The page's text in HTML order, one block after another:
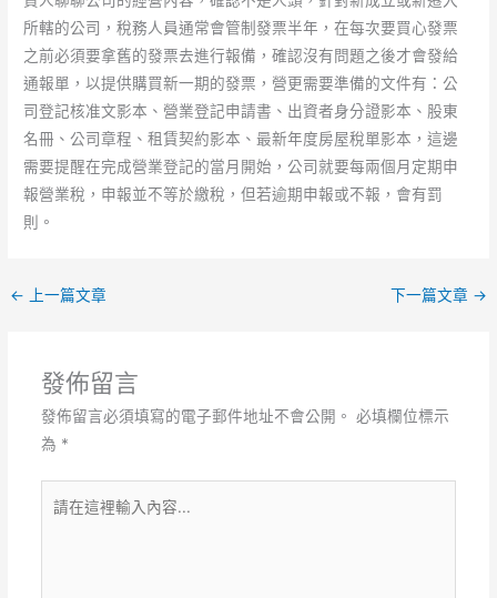
所轄的公司，稅務人員通常會管制發票半年，在每次要買心發票
之前必須要拿舊的發票去進行報備，確認沒有問題之後才會發給
通報單，以提供購買新一期的發票，營更需要準備的文件有：公
司登記核准文影本、營業登記申請書、出資者身分證影本、股東
名冊、公司章程、租賃契約影本、最新年度房屋稅單影本，這邊
需要提醒在完成營業登記的當月開始，公司就要每兩個月定期申
報營業稅，申報並不等於繳稅，但若逾期申報或不報，會有罰
則。
← 上一篇文章 下一篇文章 →
發佈留言
發佈留言必須填寫的電子郵件地址不會公開。 必填欄位標示
為 *
在